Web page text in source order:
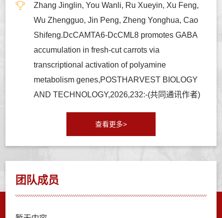
Zhang Jinglin, You Wanli, Ru Xueyin, Xu Feng,
Wu Zhengguo, Jin Peng, Zheng Yonghua, Cao
Shifeng.DcCAMTA6-DcCML8 promotes GABA
accumulation in fresh-cut carrots via
transcriptional activation of polyamine
metabolism genes,POSTHARVEST BIOLOGY
AND TECHNOLOGY,2026,232:-(共同通讯作者)
查看更多>
团队成员